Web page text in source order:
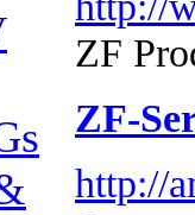
ZF
ZF-
http://